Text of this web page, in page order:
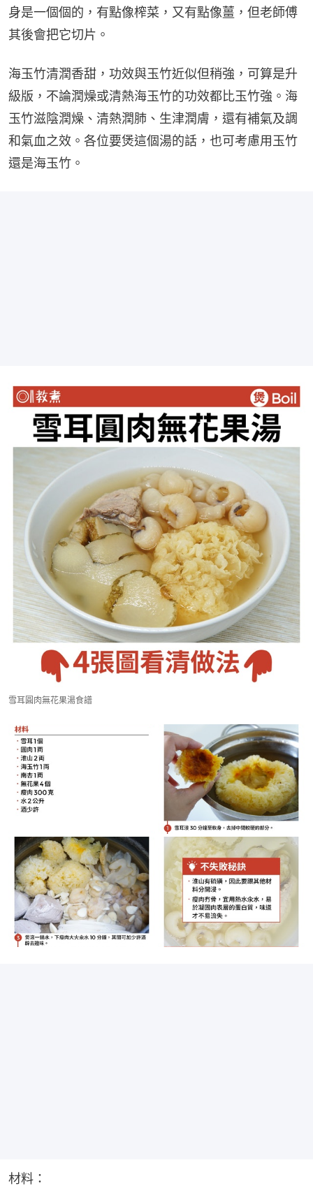
身是一個個的，有點像榨菜，又有點像薑，但老師傅
其後會把它切片。
海玉竹清潤香甜，功效與玉竹近似但稍強，可算是升
級版，不論潤燥或清熱海玉竹的功效都比玉竹強。海
玉竹滋陰潤燥、清熱潤肺、生津潤膚，還有補氣及調
和氣血之效。各位要煲這個湯的話，也可考慮用玉竹
還是海玉竹。
雪耳圓肉無花果湯食譜
材料：